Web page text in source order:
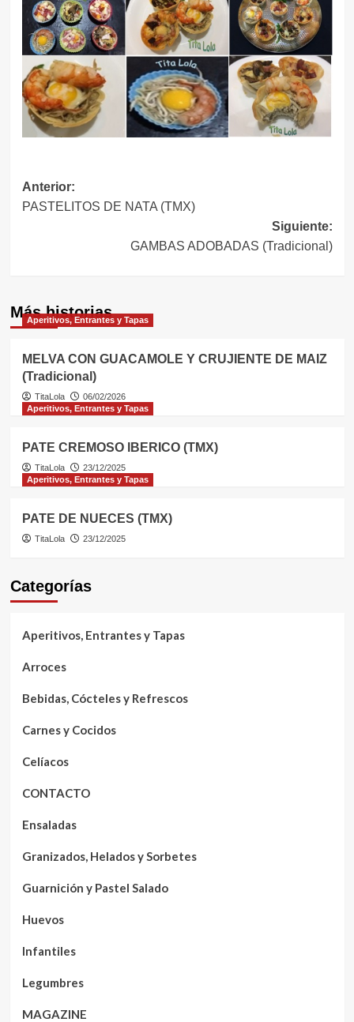
Navegación
de
Anterior:
PASTELITOS DE NATA (TMX)
Siguiente:
GAMBAS ADOBADAS (Tradicional)
Más historias
Aperitivos, Entrantes y Tapas
MELVA CON GUACAMOLE Y CRUJIENTE DE MAIZ
(Tradicional)
TitaLola
06/02/2026
Aperitivos, Entrantes y Tapas
PATE CREMOSO IBERICO (TMX)
TitaLola
23/12/2025
Aperitivos, Entrantes y Tapas
PATE DE NUECES (TMX)
TitaLola 23/12/2025
Categorías
Aperitivos, Entrantes y Tapas
Arroces
Bebidas, Cócteles y Refrescos
Carnes y Cocidos
Celíacos
CONTACTO
Ensaladas
Granizados, Helados y Sorbetes
Guarnición y Pastel Salado
Huevos
Infantiles
Legumbres
MAGAZINE